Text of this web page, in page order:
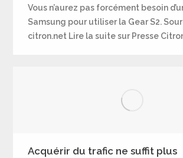
Vous n’aurez pas forcément besoin
Samsung pour utiliser la Gear S2.
citron.net Lire la suite sur Presse
Acquérir du trafic ne suffit plus